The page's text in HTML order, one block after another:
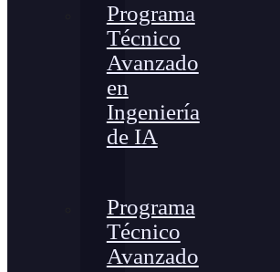
Programa
Técnico
Avanzado
en
Ingeniería
de IA
Programa
Técnico
Avanzado